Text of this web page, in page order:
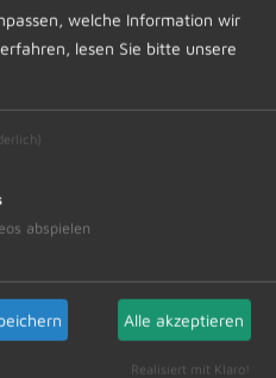
-
in
uns mit Ihrer
welche Information wir
lesen Sie bitte unsere
abspielen
Alle akzeptieren
Realisiert mit Klaro!